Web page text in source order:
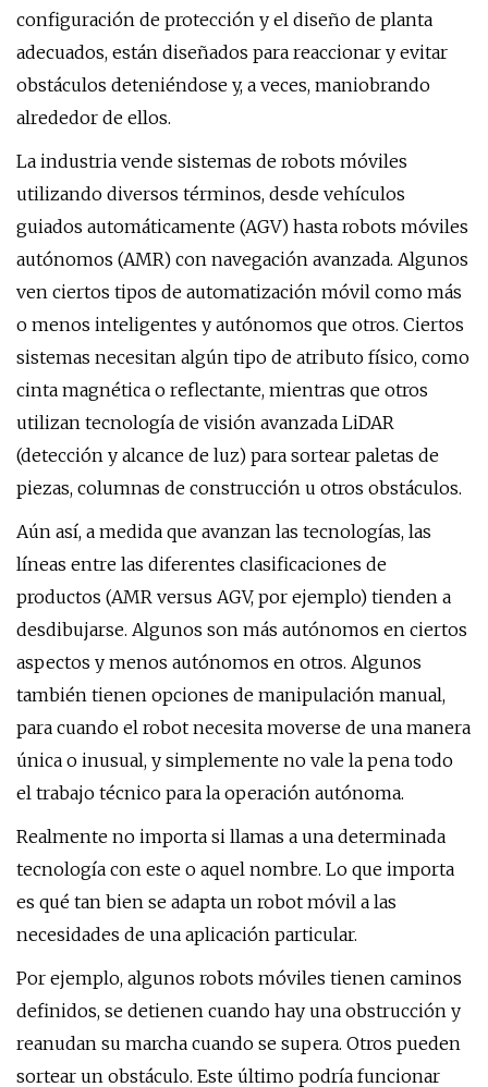
configuración de protección y el diseño de planta
adecuados, están diseñados para reaccionar y evitar
obstáculos deteniéndose y, a veces, maniobrando
alrededor de ellos.
La industria vende sistemas de robots móviles
utilizando diversos términos, desde vehículos
guiados automáticamente (AGV) hasta robots móviles
autónomos (AMR) con navegación avanzada. Algunos
ven ciertos tipos de automatización móvil como más
o menos inteligentes y autónomos que otros. Ciertos
sistemas necesitan algún tipo de atributo físico, como
cinta magnética o reflectante, mientras que otros
utilizan tecnología de visión avanzada LiDAR
(detección y alcance de luz) para sortear paletas de
piezas, columnas de construcción u otros obstáculos.
Aún así, a medida que avanzan las tecnologías, las
líneas entre las diferentes clasificaciones de
productos (AMR versus AGV, por ejemplo) tienden a
desdibujarse. Algunos son más autónomos en ciertos
aspectos y menos autónomos en otros. Algunos
también tienen opciones de manipulación manual,
para cuando el robot necesita moverse de una manera
única o inusual, y simplemente no vale la pena todo
el trabajo técnico para la operación autónoma.
Realmente no importa si llamas a una determinada
tecnología con este o aquel nombre. Lo que importa
es qué tan bien se adapta un robot móvil a las
necesidades de una aplicación particular.
Por ejemplo, algunos robots móviles tienen caminos
definidos, se detienen cuando hay una obstrucción y
reanudan su marcha cuando se supera. Otros pueden
sortear un obstáculo. Este último podría funcionar